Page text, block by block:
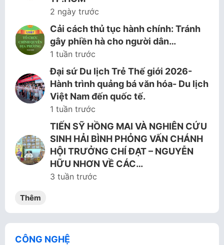
2 ngày trước
Cải cách thủ tục hành chính: Tránh
gây phiền hà cho người dân…
1 tuần trước
Đại sứ Du lịch Trẻ Thế giới 2026-
Hành trình quảng bá văn hóa- Du lịch
Việt Nam đến quốc tế.
1 tuần trước
TIẾN SỸ HỒNG MAI VÀ NGHIÊN CỨU
SINH HẢI BÌNH PHỎNG VẤN CHÁNH
HỘI TRƯỞNG CHÍ ĐẠT – NGUYỄN
HỮU NHƠN VỀ CÁC…
3 tuần trước
Thêm
CÔNG NGHỆ